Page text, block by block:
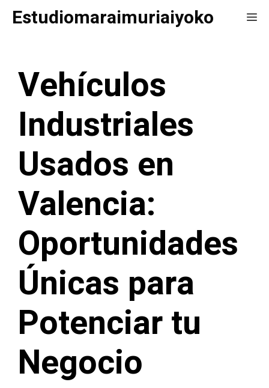
SaltarEstudiomaraimuriaiyoko
Vehículos
Industriales
Usados en
Valencia:
Oportunidades
Únicas para
Potenciar tu
Negocio